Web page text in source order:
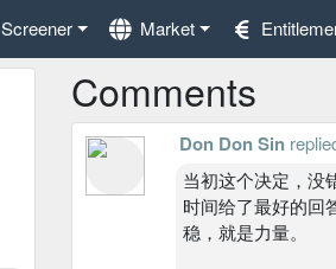
Screener Market
Comments
Don Don Sin
当初这个决定，没
时间给了最好的回
稳，就是力量。